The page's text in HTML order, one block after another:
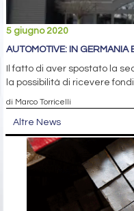
5 giugno 2020
AUTOMOTIVE: IN GERMANIA
Il fatto di aver spostato la
la possibilità di ricevere
di Marco Torricelli
Altre News